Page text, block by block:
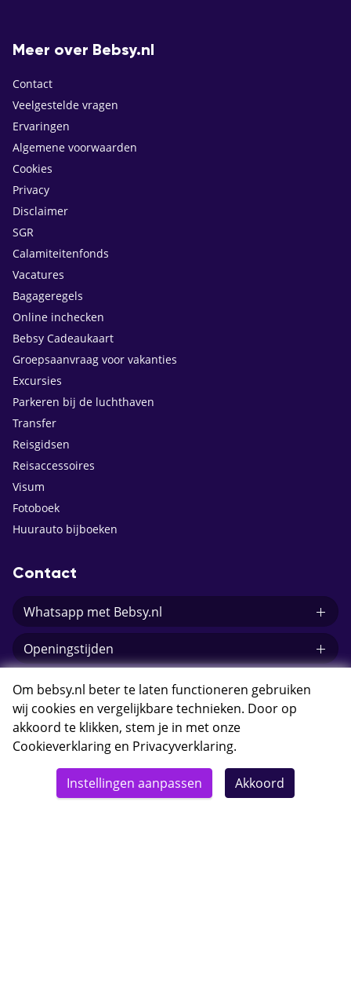
Meer over Bebsy.nl
Contact
Veelgestelde vragen
Ervaringen
Algemene voorwaarden
Cookies
Privacy
Disclaimer
SGR
Calamiteitenfonds
Vacatures
Bagageregels
Online inchecken
Bebsy Cadeaukaart
Groepsaanvraag voor vakanties
Excursies
Parkeren bij de luchthaven
Transfer
Reisgidsen
Reisaccessoires
Visum
Fotoboek
Huurauto bijboeken
Contact
Whatsapp met Bebsy.nl
Openingstijden
E-mail Bebsy.nl
© 2026 Bebsy.nl
Om bebsy.nl beter te laten functioneren gebruiken
wij cookies en vergelijkbare technieken. Door op
akkoord te klikken, stem je in met onze
Cookieverklaring en Privacyverklaring.
Instellingen aanpassen Akkoord